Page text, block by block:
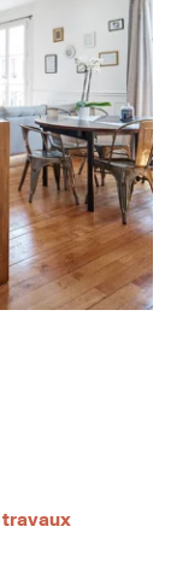
travaux